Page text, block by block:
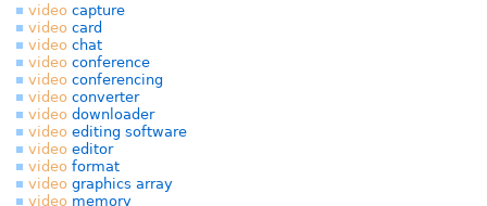
video capture
video card
video chat
video conference
video conferencing
video converter
video downloader
video editing software
video editor
video format
video graphics array
video memory